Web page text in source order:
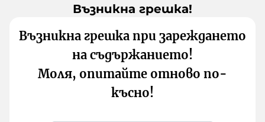
Възникна грешка!
Възникна грешка при зареждането
на съдържанието!
Моля, опитайте отново по-
късно!